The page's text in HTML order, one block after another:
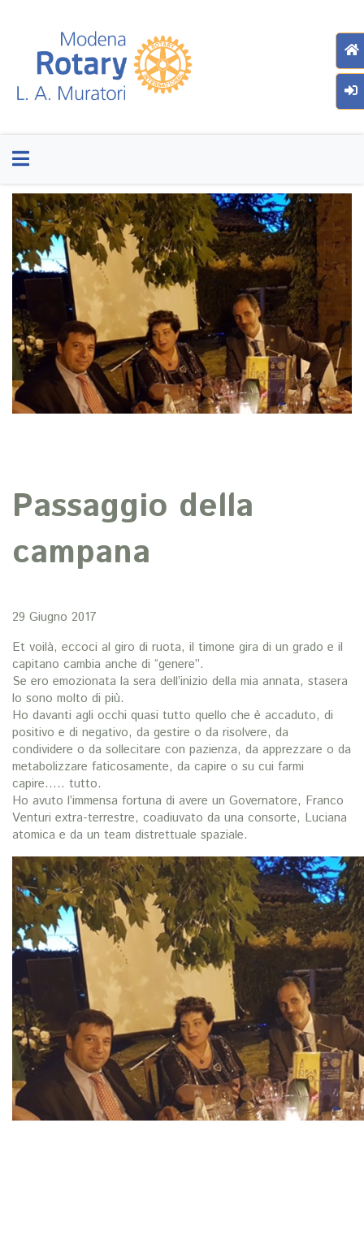
Passaggio della
campana
29 Giugno 2017
Et voilà, eccoci al giro di ruota, il timone gira di un grado e il
capitano cambia anche di “genere”.
Se ero emozionata la sera dell’inizio della mia annata, stasera
lo sono molto di più.
Ho davanti agli occhi quasi tutto quello che è accaduto, di
positivo e di negativo, da gestire o da risolvere, da
condividere o da sollecitare con pazienza, da apprezzare o da
metabolizzare faticosamente, da capire o su cui farmi
capire….. tutto.
Ho avuto l’immensa fortuna di avere un Governatore, Franco
Venturi extra-terrestre, coadiuvato da una consorte, Luciana
atomica e da un team distrettuale spaziale.